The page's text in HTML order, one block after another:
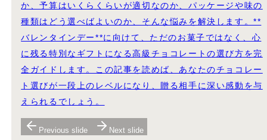
か、予算はいくらくらいが適切なのか、パッケージや味の
種類はどう選べばよいのか、そんな悩みを解決します。**
バレンタインデー**に向けて、ただのお菓子ではなく、心
に残る特別なギフトになる高級チョコレートの選び方を完
全ガイドします。この記事を読めば、あなたのチョコレー
ト選びが一段上のレベルになり、贈る相手に深い感動を与
えられるでしょう。
Previous slide Next slide